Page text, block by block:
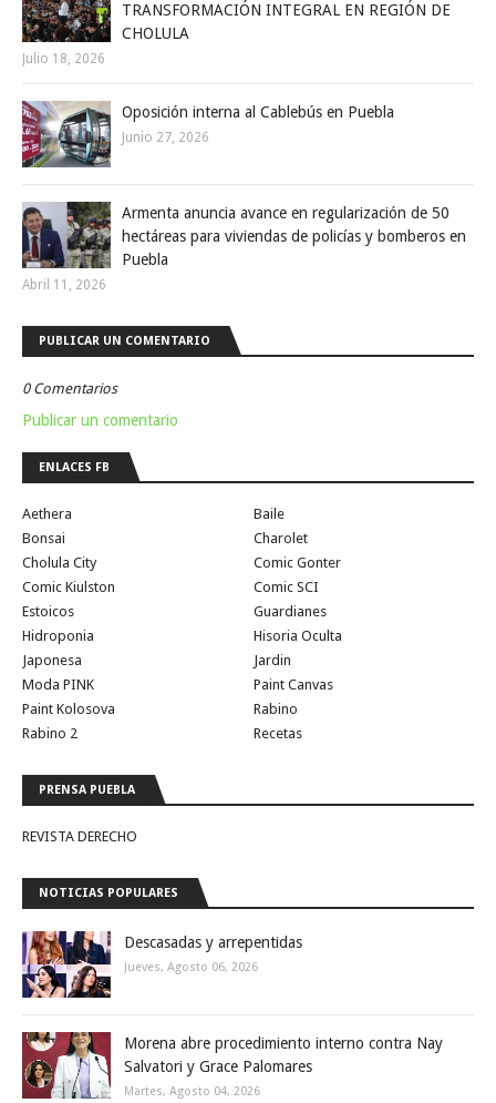
TRANSFORMACIÓN INTEGRAL EN REGIÓN DE
CHOLULA
Julio 18, 2026
Oposición interna al Cablebús en Puebla
Junio 27, 2026
Armenta anuncia avance en regularización de 50
hectáreas para viviendas de policías y bomberos en
Puebla
Abril 11, 2026
PUBLICAR UN COMENTARIO
0 Comentarios
Publicar un comentario
ENLACES FB
Aethera
Baile
Bonsai
Charolet
Cholula City
Comic Gonter
Comic Kiulston
Comic SCI
Estoicos
Guardianes
Hidroponia
Hisoria Oculta
Japonesa
Jardin
Moda PINK
Paint Canvas
Paint Kolosova
Rabino
Rabino 2
Recetas
PRENSA PUEBLA
REVISTA DERECHO
NOTICIAS POPULARES
Descasadas y arrepentidas
Jueves, Agosto 06, 2026
Morena abre procedimiento interno contra Nay
Salvatori y Grace Palomares
Martes, Agosto 04, 2026